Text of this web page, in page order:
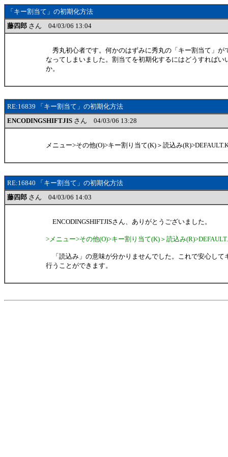
「キー割当て」の初期化方法
藤四郎 さん 04/03/06 13:04
秀丸初心者です。何かのはずみに秀丸の「キー割当て」が
なってしまいました。割当てを初期化するにはどうすればい
か。
RE:16839 「キー割当て」の初期化方法
ENCODINGSHIFTJIS さん 04/03/06 13:28
メニュー>その他(O)>キー割り当て(K)＞読込み
RE:16840 「キー割当て」の初期化方法
藤四郎 さん 04/03/06 14:03
ENCODINGSHIFTJISさん、ありがとうございました。
>メニュー>その他(O)>キー割り当て(K)＞読込み
「読込み」の意味が分かりませんでした。これで安心して
行うことができます。